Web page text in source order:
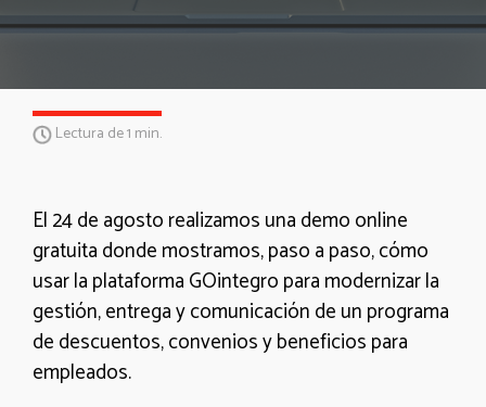
Lectura de 1 min.
El 24 de agosto realizamos una demo online
gratuita donde mostramos, paso a paso, cómo
usar la plataforma GOintegro para modernizar la
gestión, entrega y comunicación de un programa
de descuentos, convenios y beneficios para
empleados.